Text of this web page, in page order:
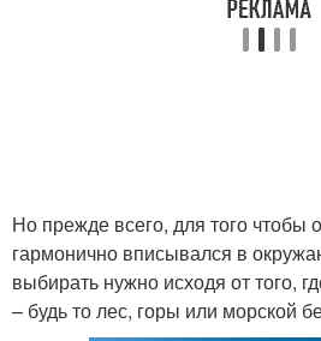
Но прежде всего, для того
гармонично вписывался в
выбирать нужно исходя от того,
– будь то лес, горы или морской